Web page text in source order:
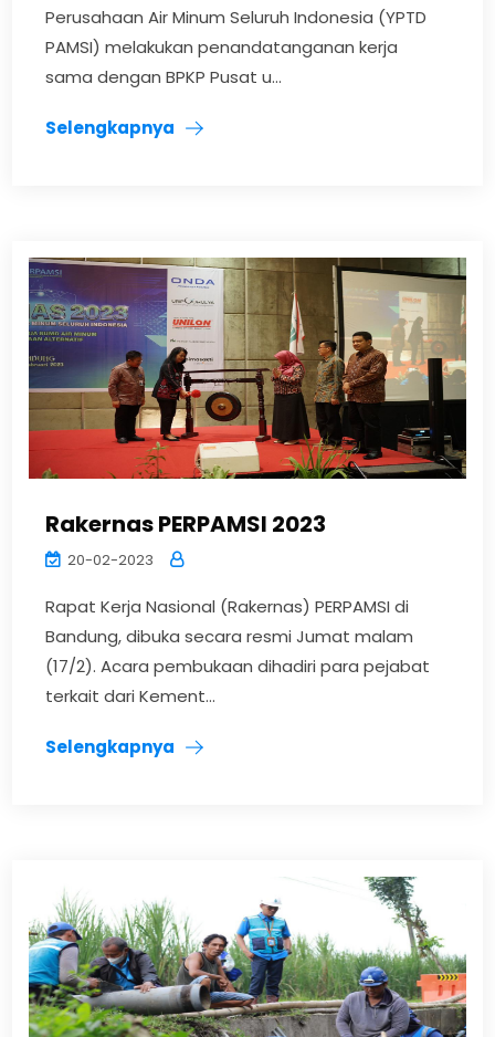
Perusahaan Air Minum Seluruh Indonesia (YPTD
PAMSI) melakukan penandatanganan kerja
sama dengan BPKP Pusat u...
Selengkapnya
Rakernas PERPAMSI 2023
20-02-2023
Rapat Kerja Nasional (Rakernas) PERPAMSI di
Bandung, dibuka secara resmi Jumat malam
(17/2). Acara pembukaan dihadiri para pejabat
terkait dari Kement...
Selengkapnya